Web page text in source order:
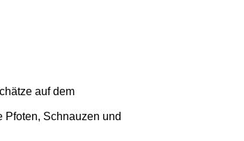
auf dem
Pfoten, Schnauzen und